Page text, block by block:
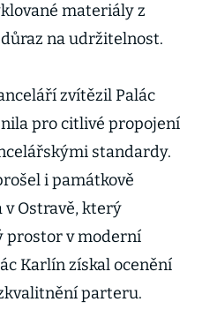
materiály z
na udržitelnost.
zvítězil Palác
pro citlivé propojení
standardy.
i památkově
v Ostravě, který
prostor v moderní
Karlín získal ocenění
parteru.